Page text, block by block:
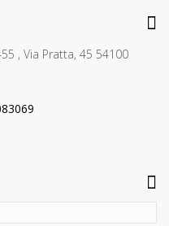
, Via Pratta, 45 54100